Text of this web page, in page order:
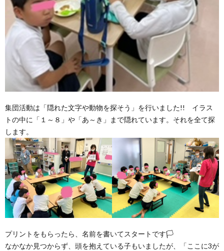
集団活動は「隠れた文字や動物を探そう」を行いました!! イラス
トの中に「１～８」や「あ～き」まで隠れています。それを全て探
します。
プリントをもらったら、名前を書いてスタートです🏳
なかなか見つからず、頭を抱えている子もいましたが、「ここに3が